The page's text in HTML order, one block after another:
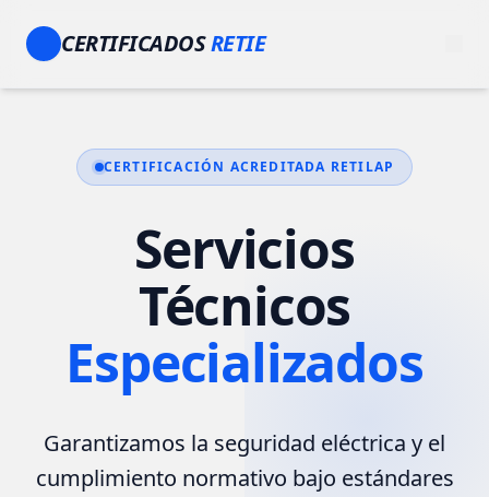
CERTIFICADOSRETIE
CERTIFICACIÓN ACREDITADA RETILAP
Servicios
Técnicos
Especializados
Garantizamos la seguridad eléctrica y el
cumplimiento normativo bajo estándares